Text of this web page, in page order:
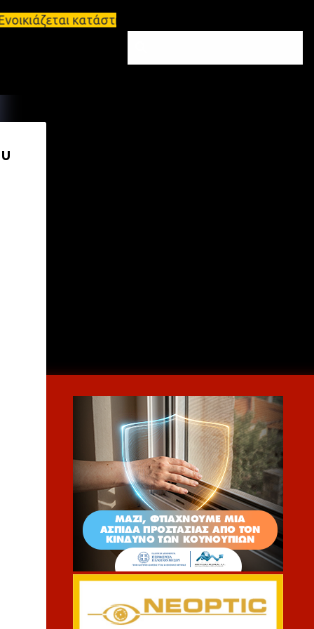
κατάστημα 134 τ.μ, με υπόγειο 124τ.μ